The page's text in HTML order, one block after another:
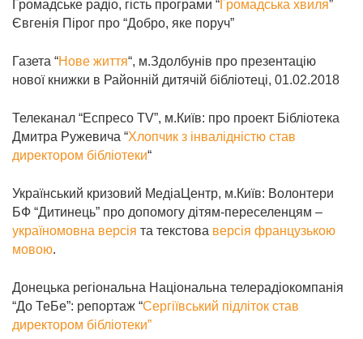
Громадське радіо, гість програми “Громадська хвиля”
Євгенія Пірог про “Добро, яке поруч”
Газета “Нове життя“, м.Здолбунів про презентацію
нової книжки в Районній дитячій бібліотеці, 01.02.2018
Телеканал “Еспресо ТV”, м.Київ: про проект Бібліотека
Дмитра Ружевича “Хлопчик з інвалідністю став
директором бібліотеки“
Український кризовий МедіаЦентр, м.Київ: Волонтери
БФ “Дитинець” про допомогу дітям-переселенцям –
україномовна версія та текстова версія французькою
мовою.
Донецька регіональна Національна телерадіокомпанія
“До ТеБе”: репортаж “Сергіївський підліток став
директором бібліотеки”